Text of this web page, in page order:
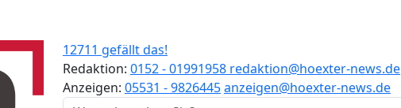
12711 gefällt das!
Redaktion: 0152 - 01991958 redaktion@hoexter-news.de
Anzeigen: 05531 - 9826445anzeigen@hoexter-news.de